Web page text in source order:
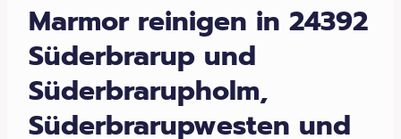
Marmor reinigen in 24392
Süderbrarup und
Süderbrarupholm,
Süderbrarupwesten und